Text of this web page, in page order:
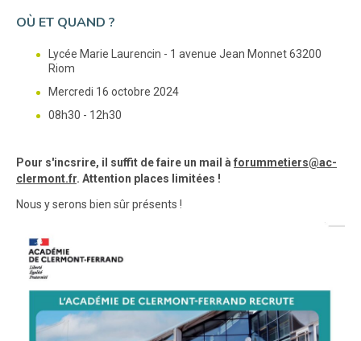
OÙ ET QUAND ?
Lycée Marie Laurencin - 1 avenue Jean Monnet 63200
Riom
Mercredi 16 octobre 2024
08h30 - 12h30
Pour s'incsrire, il suffit de faire un mail à forummetiers@ac-
clermont.fr. Attention places limitées !
Nous y serons bien sûr présents !